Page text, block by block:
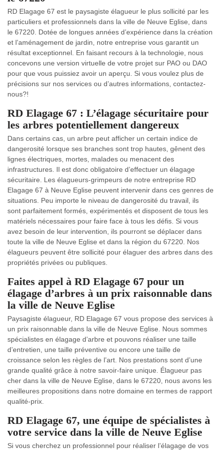
RD Elagage 67 est le paysagiste élagueur le plus sollicité par les
particuliers et professionnels dans la ville de Neuve Eglise, dans
le 67220. Dotée de longues années d’expérience dans la création
et l’aménagement de jardin, notre entreprise vous garantit un
résultat exceptionnel. En faisant recours à la technologie, nous
concevons une version virtuelle de votre projet sur PAO ou DAO
pour que vous puissiez avoir un aperçu. Si vous voulez plus de
précisions sur nos services ou d’autres informations, contactez-
nous?!
RD Elagage 67 : L’élagage sécuritaire pour
les arbres potentiellement dangereux
Dans certains cas, un arbre peut afficher un certain indice de
dangerosité lorsque ses branches sont trop hautes, gênent des
lignes électriques, mortes, malades ou menacent des
infrastructures. Il est donc obligatoire d’effectuer un élagage
sécuritaire. Les élagueurs-grimpeurs de notre entreprise RD
Elagage 67 à Neuve Eglise peuvent intervenir dans ces genres de
situations. Peu importe le niveau de dangerosité du travail, ils
sont parfaitement formés, expérimentés et disposent de tous les
matériels nécessaires pour faire face à tous les défis. Si vous
avez besoin de leur intervention, ils pourront se déplacer dans
toute la ville de Neuve Eglise et dans la région du 67220. Nos
élagueurs peuvent être sollicité pour élaguer des arbres dans des
propriétés privées ou publiques.
Faites appel à RD Elagage 67 pour un
élagage d’arbres à un prix raisonnable dans
la ville de Neuve Eglise
Paysagiste élagueur, RD Elagage 67 vous propose des services à
un prix raisonnable dans la ville de Neuve Eglise. Nous sommes
spécialistes en élagage d’arbre et pouvons réaliser une taille
d’entretien, une taille préventive ou encore une taille de
croissance selon les règles de l’art. Nos prestations sont d’une
grande qualité grâce à notre savoir-faire unique. Élagueur pas
cher dans la ville de Neuve Eglise, dans le 67220, nous avons les
meilleures propositions dans notre domaine en termes de rapport
qualité-prix.
RD Elagage 67, une équipe de spécialistes à
votre service dans la ville de Neuve Eglise
Si vous cherchez un professionnel pour réaliser l’élagage de vos